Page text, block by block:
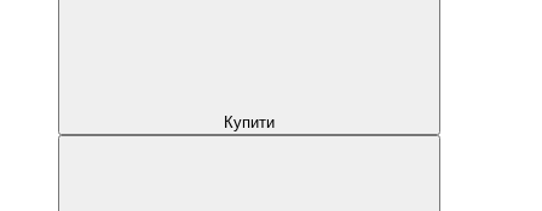
Купити